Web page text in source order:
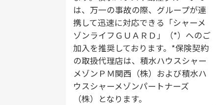
納／照明器具／バリアフリー対応／
ソフトクローズ引戸／全身ミラー／
アクセントクロス／自動火災警報器
／太陽光発電／ＺＥＨ（ﾈｯﾄ･ｾﾞﾛ･ｴﾈﾙ
ｷﾞｰ･ﾊｳｽ）／らくらく内見／断熱等性
能等級７／都市ガス
は、万一の事故の際、グループが連
携して迅速に対応できる「シャーメ
ゾンライフＧＵＡＲＤ」（*）へのご
加入を推奨しております。*保険契約
の取扱代理店は、積水ハウスシャー
メゾンＰＭ関西（株）および積水ハ
ウスシャーメゾンパートナーズ
（株）となります。